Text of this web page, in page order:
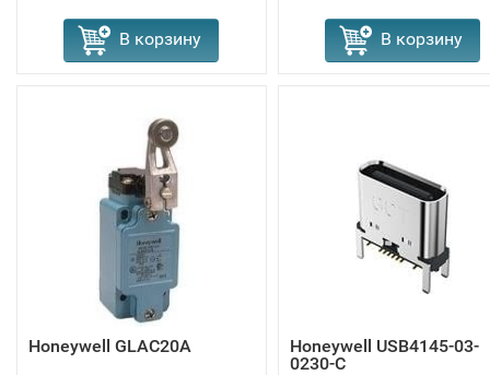
В корзину В корзину
Honeywell GLAC20A
Honeywell USB4145-03-
0230-C